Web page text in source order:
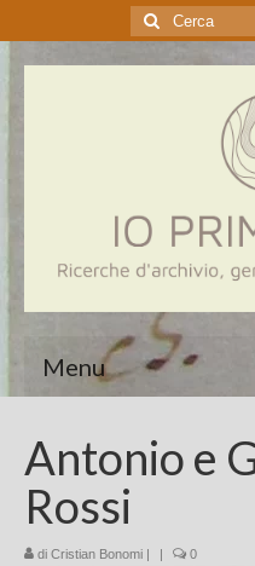
Cerca:
Menu
Genealogia
Aziende
Antonio e
Rossi
di Cristian Bonomi | | 0